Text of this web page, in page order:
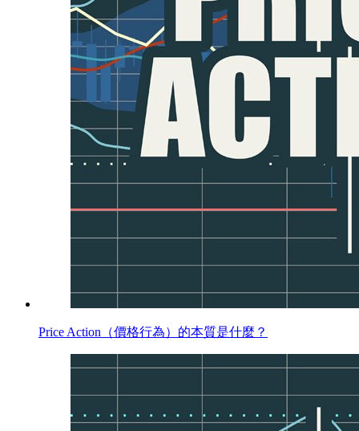
Price Action（價格行為）的本質是什麼？